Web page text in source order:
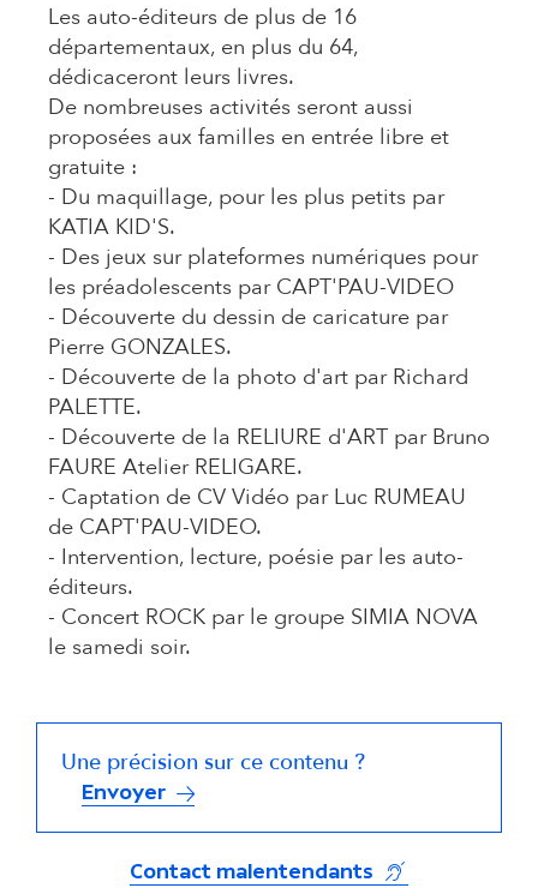
Les auto-éditeurs de plus de 16
départementaux, en plus du 64,
dédicaceront leurs livres.
De nombreuses activités seront aussi
proposées aux familles en entrée libre et
gratuite :
- Du maquillage, pour les plus petits par
KATIA KID'S.
- Des jeux sur plateformes numériques pour
les préadolescents par CAPT'PAU-VIDEO
- Découverte du dessin de caricature par
Pierre GONZALES.
- Découverte de la photo d'art par Richard
PALETTE.
- Découverte de la RELIURE d'ART par Bruno
FAURE Atelier RELIGARE.
- Captation de CV Vidéo par Luc RUMEAU
de CAPT'PAU-VIDEO.
- Intervention, lecture, poésie par les auto-
éditeurs.
- Concert ROCK par le groupe SIMIA NOVA
le samedi soir.
Une précision sur ce contenu ?
Envoyer
Contact malentendants (s'ouvre dans